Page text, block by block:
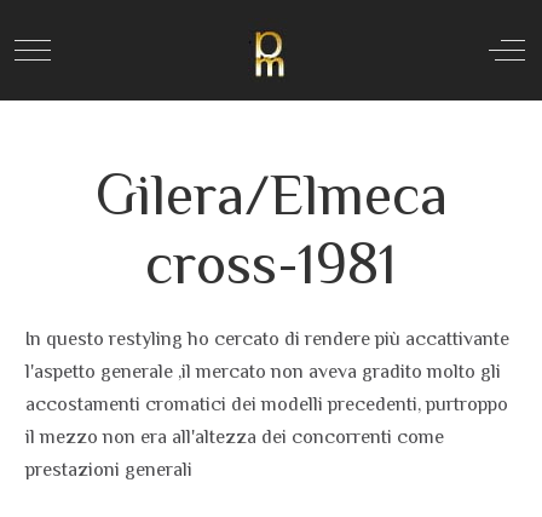
Mobile Menu Toggle Off-
Gilera/Elmeca
cross-1981
In questo restyling ho cercato di rendere più accattivante
l'aspetto generale ,il mercato non aveva gradito molto gli
accostamenti cromatici dei modelli precedenti, purtroppo
il mezzo non era all'altezza dei concorrenti come
prestazioni generali